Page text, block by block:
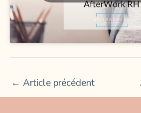
← Article précédent